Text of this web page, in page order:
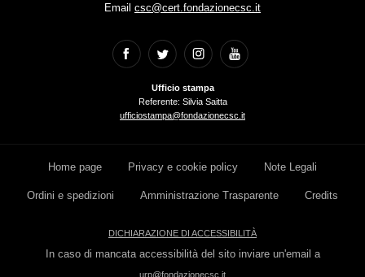
Email csc@cert.fondazionecsc.it
Ufficio stampa
Referente: Silvia Saitta
ufficiostampa@fondazionecsc.it
Home page Privacy e cookie policy Note Legali
Ordini e spedizioni Amministrazione Trasparente Credits
DICHIARAZIONE DI ACCESSIBILITÀ
In caso di mancata accessibilità del sito inviare un'email a
urp@fondazionecsc.it